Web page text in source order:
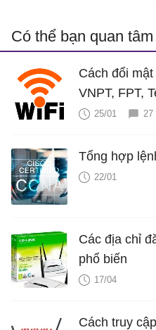
Có thể bạn quan tâm
Cách đổi
VNPT, FPT,
máy tính, điện
25/01 27
Tổng hợp
22/01
Các địa chỉ
phổ biến
17/04
Cách truy